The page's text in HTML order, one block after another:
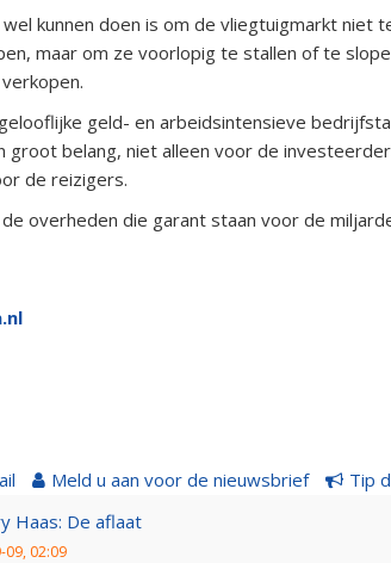
kunnen doen is om de vliegtuigmarkt niet
maar om ze voorlopig te stallen of te
geld- en arbeidsintensieve
groot belang, niet alleen voor de
de reizigers.
overheden die garant staan voor de
Meld u aan voor de nieuwsbrief
Tip
Haas: De aflaat
09, 02:09